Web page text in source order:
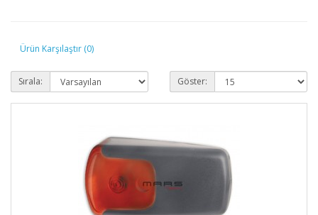
Ürün Karşılaştır (0)
Sırala: Göster: